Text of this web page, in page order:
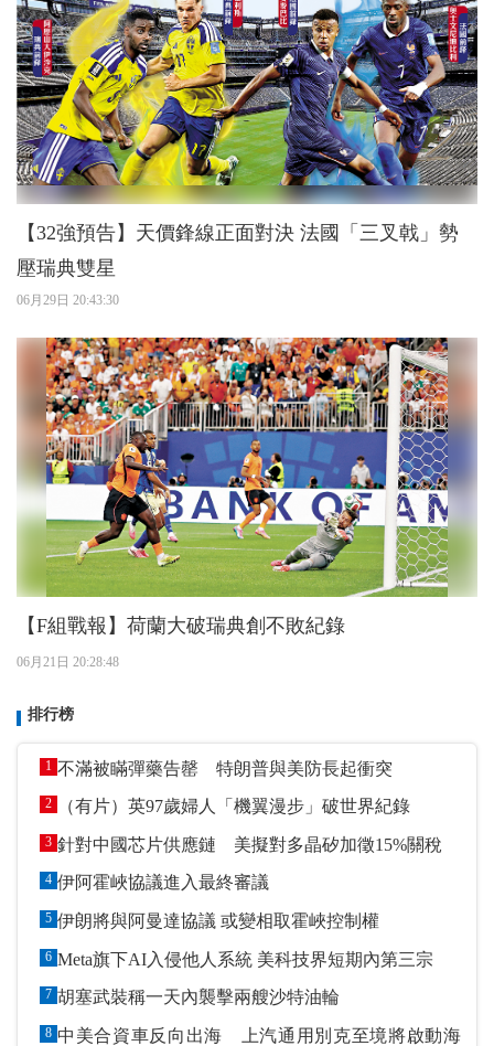
【32強預告】天價鋒線正面對決 法國「三叉戟」勢
壓瑞典雙星
06月29日 20:43:30
【F組戰報】荷蘭大破瑞典創不敗紀錄
06月21日 20:28:48
排行榜
1 不滿被瞞彈藥告罄 特朗普與美防長起衝突
2 （有片）英97歲婦人「機翼漫步」破世界紀錄
3 針對中國芯片供應鏈 美擬對多晶矽加徵15%關稅
4 伊阿霍峽協議進入最終審議
5 伊朗將與阿曼達協議 或變相取霍峽控制權
6 Meta旗下AI入侵他人系統 美科技界短期內第三宗
7 胡塞武裝稱一天內襲擊兩艘沙特油輪
8 中美合資車反向出海 上汽通用別克至境將啟動海